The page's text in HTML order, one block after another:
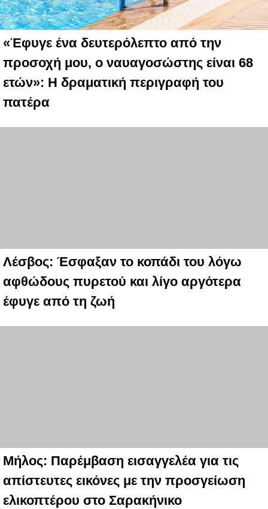
«Έφυγε ένα δευτερόλεπτο από την
προσοχή μου, ο ναυαγοσώστης είναι 68
ετών»: Η δραματική περιγραφή του
πατέρα
Λέσβος: Έσφαξαν το κοπάδι του λόγω
αφθώδους πυρετού και λίγο αργότερα
έφυγε από τη ζωή
Μήλος: Παρέμβαση εισαγγελέα για τις
απίστευτες εικόνες με την προσγείωση
ελικοπτέρου στο Σαρακήνικο